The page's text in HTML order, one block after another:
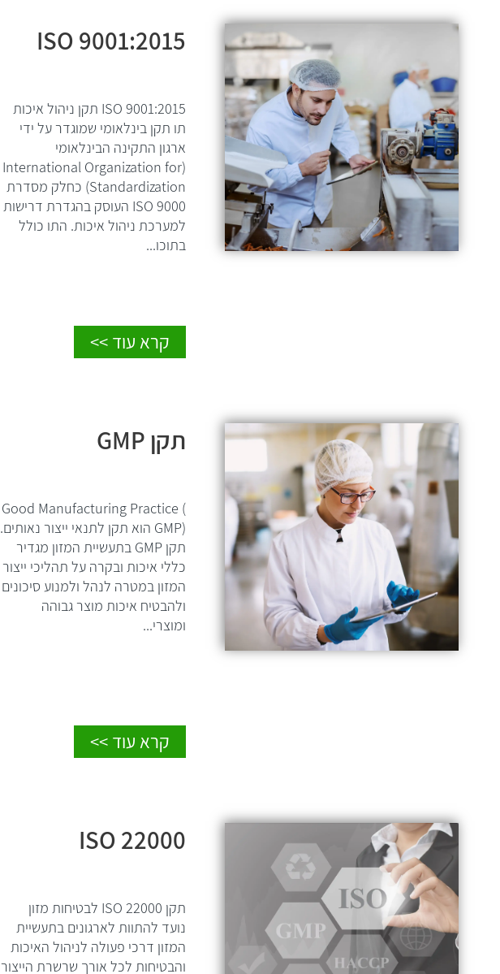
ISO 9001:2015
ISO 9001:2015 תקן ניהול איכות
תו תקן בינלאומי שמוגדר על ידי
ארגון התקינה הבינלאומי
(International Organization for
Standardization) כחלק מסדרת
ISO 9000 העוסק בהגדרת דרישות
למערכת ניהול איכות. התו כולל
בתוכו...
קרא עוד >>
תקן GMP
Good Manufacturing Practice (
GMP) הוא תקן לתנאי ייצור נאותים.
תקן GMP בתעשיית המזון מגדיר
כללי איכות ובקרה על תהליכי ייצור
המזון במטרה לנהל ולמנוע סיכונים
ולהבטיח איכות מוצר גבוהה
ומוצרי...
קרא עוד >>
ISO 22000
תקן ISO 22000 לבטיחות מזון
נועד להתוות לארגונים בתעשיית
המזון דרכי פעולה לניהול האיכות
והבטיחות לכל אורך שרשרת הייצור